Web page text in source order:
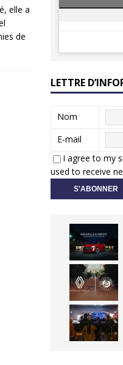
elle a
de
LETTRE
Nom
E-mail
I agree to my
used to receive